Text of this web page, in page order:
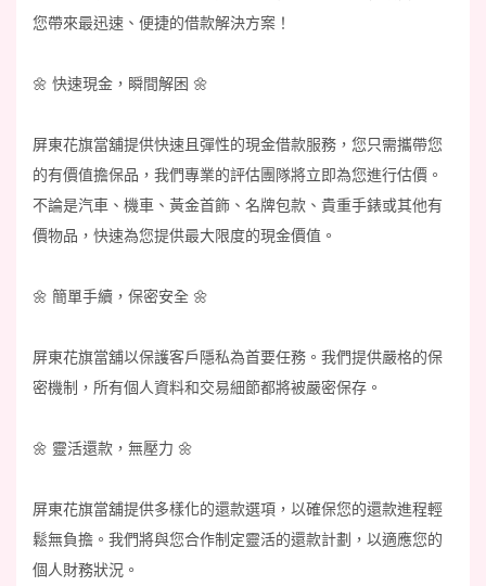
您帶來最迅速、便捷的借款解決方案！
🌼 快速現金，瞬間解困 🌼
屏東花旗當舖提供快速且彈性的現金借款服務，您只需攜帶您
的有價值擔保品，我們專業的評估團隊將立即為您進行估價。
不論是汽車、機車、黃金首飾、名牌包款、貴重手錶或其他有
價物品，快速為您提供最大限度的現金價值。
🌼 簡單手續，保密安全 🌼
屏東花旗當舖以保護客戶隱私為首要任務。我們提供嚴格的保
密機制，所有個人資料和交易細節都將被嚴密保存。
🌼 靈活還款，無壓力 🌼
屏東花旗當舖提供多樣化的還款選項，以確保您的還款進程輕
鬆無負擔。我們將與您合作制定靈活的還款計劃，以適應您的
個人財務狀況。